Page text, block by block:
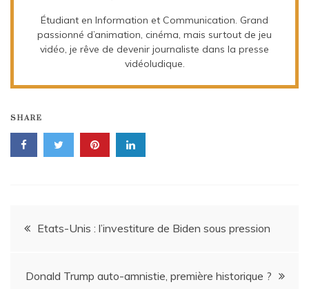
Étudiant en Information et Communication. Grand
passionné d’animation, cinéma, mais surtout de jeu
vidéo, je rêve de devenir journaliste dans la presse
vidéoludique.
SHARE
Navigation
Etats-Unis : l’investiture de Biden sous pression
Donald Trump auto-amnistie, première historique ?